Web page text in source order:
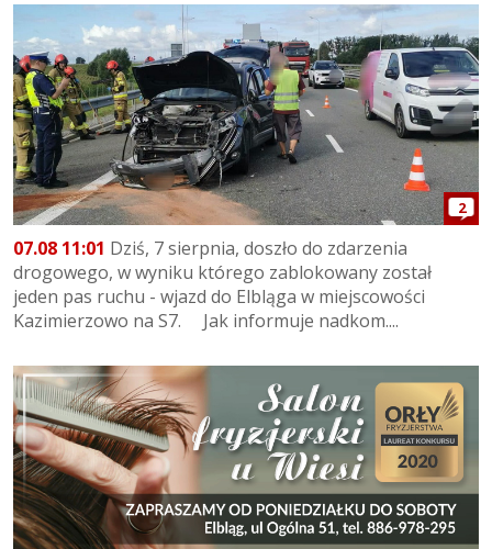
2
07.08 11:01 Dziś, 7 sierpnia, doszło do zdarzenia
drogowego, w wyniku którego zablokowany został
jeden pas ruchu - wjazd do Elbląga w miejscowości
Kazimierzowo na S7. Jak informuje nadkom....